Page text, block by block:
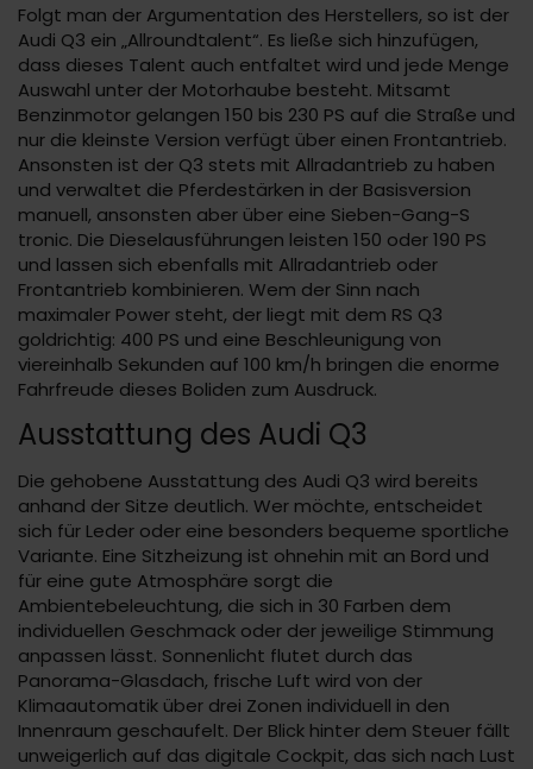
Folgt man der Argumentation des Herstellers, so ist der
Audi Q3 ein „Allroundtalent“. Es ließe sich hinzufügen,
dass dieses Talent auch entfaltet wird und jede Menge
Auswahl unter der Motorhaube besteht. Mitsamt
Benzinmotor gelangen 150 bis 230 PS auf die Straße und
nur die kleinste Version verfügt über einen Frontantrieb.
Ansonsten ist der Q3 stets mit Allradantrieb zu haben
und verwaltet die Pferdestärken in der Basisversion
manuell, ansonsten aber über eine Sieben-Gang-S
tronic. Die Dieselausführungen leisten 150 oder 190 PS
und lassen sich ebenfalls mit Allradantrieb oder
Frontantrieb kombinieren. Wem der Sinn nach
maximaler Power steht, der liegt mit dem RS Q3
goldrichtig: 400 PS und eine Beschleunigung von
viereinhalb Sekunden auf 100 km/h bringen die enorme
Fahrfreude dieses Boliden zum Ausdruck.
Ausstattung des Audi Q3
Die gehobene Ausstattung des Audi Q3 wird bereits
anhand der Sitze deutlich. Wer möchte, entscheidet
sich für Leder oder eine besonders bequeme sportliche
Variante. Eine Sitzheizung ist ohnehin mit an Bord und
für eine gute Atmosphäre sorgt die
Ambientebeleuchtung, die sich in 30 Farben dem
individuellen Geschmack oder der jeweilige Stimmung
anpassen lässt. Sonnenlicht flutet durch das
Panorama-Glasdach, frische Luft wird von der
Klimaautomatik über drei Zonen individuell in den
Innenraum geschaufelt. Der Blick hinter dem Steuer fällt
unweigerlich auf das digitale Cockpit, das sich nach Lust